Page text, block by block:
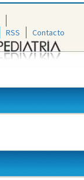
RSS Contacto